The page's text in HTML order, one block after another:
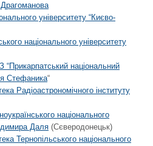
університету “Києво-
національного університету
“Прикарпатський національний
Стефаника“
Радіоастрономічного інституту
національного
Даля (Сєверодонецьк)
Тернопільського національного